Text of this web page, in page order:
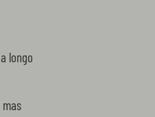
longo